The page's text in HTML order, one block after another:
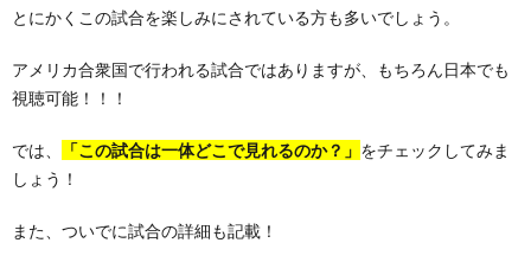
とにかくこの試合を楽しみにされている方も多いでしょう。
アメリカ合衆国で行われる試合ではありますが、もちろん日本でも
視聴可能！！！
では、 「この試合は一体どこで見れるのか？」 をチェックしてみま
しょう！
また、ついでに試合の詳細も記載！